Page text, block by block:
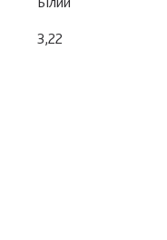
3,22